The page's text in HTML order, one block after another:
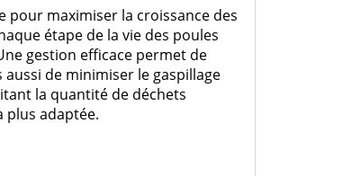
pour maximiser la croissance des
étape de la vie des poules
gestion efficace permet de
de minimiser le gaspillage
la quantité de déchets
plus adaptée.